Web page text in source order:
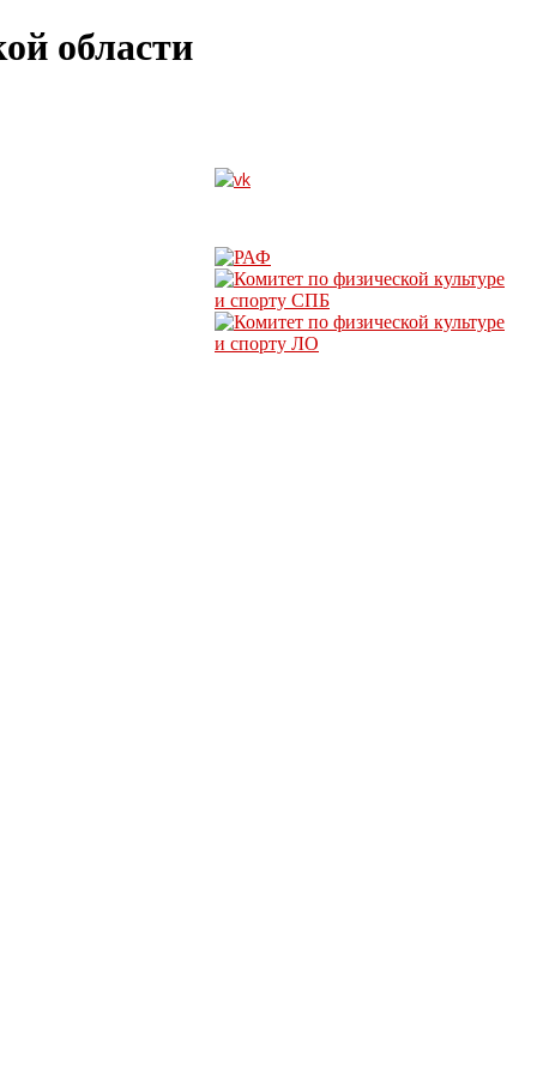
области